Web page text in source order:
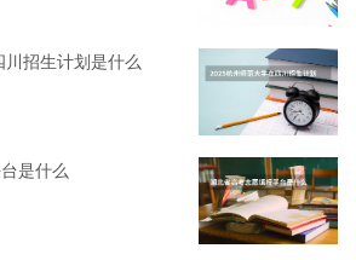
招生计划是什么
是什么